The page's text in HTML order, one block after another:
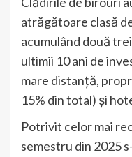
atrăgătoare clasă
acumulând două
ultimii 10 ani de
mare distanță,
15% din total) și
Potrivit celor mai
semestru din 2025